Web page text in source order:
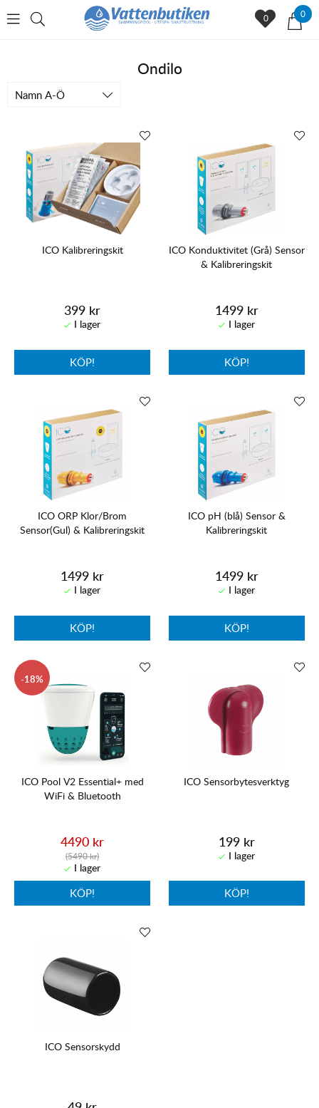
0
0
Ondilo
Namn A-Ö
ICO Kalibreringskit
399 kr
KÖP!
ICO Konduktivitet (Grå) Sensor
& Kalibreringskit
1499 kr
KÖP!
ICO ORP Klor/Brom
Sensor(Gul) & Kalibreringskit
1499 kr
KÖP!
ICO pH (blå) Sensor &
Kalibreringskit
1499 kr
KÖP!
18
ICO Pool V2 Essential+ med
WiFi & Bluetooth
4490 kr
(5490 kr)
KÖP!
ICO Sensorbytesverktyg
199 kr
KÖP!
ICO Sensorskydd